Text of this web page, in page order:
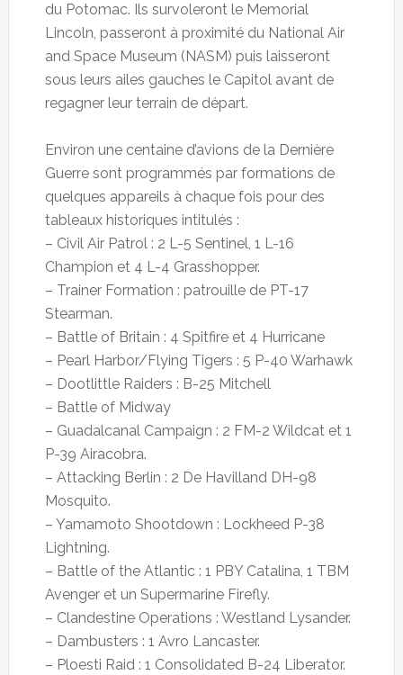
du Potomac. Ils survoleront le Memorial
Lincoln, passeront à proximité du National Air
and Space Museum (NASM) puis laisseront
sous leurs ailes gauches le Capitol avant de
regagner leur terrain de départ.
Environ une centaine d’avions de la Dernière
Guerre sont programmés par formations de
quelques appareils à chaque fois pour des
tableaux historiques intitulés :
– Civil Air Patrol : 2 L-5 Sentinel, 1 L-16
Champion et 4 L-4 Grasshopper.
– Trainer Formation : patrouille de PT-17
Stearman.
– Battle of Britain : 4 Spitfire et 4 Hurricane
– Pearl Harbor/Flying Tigers : 5 P-40 Warhawk
– Dootlittle Raiders : B-25 Mitchell
– Battle of Midway
– Guadalcanal Campaign : 2 FM-2 Wildcat et 1
P-39 Airacobra.
– Attacking Berlin : 2 De Havilland DH-98
Mosquito.
– Yamamoto Shootdown : Lockheed P-38
Lightning.
– Battle of the Atlantic : 1 PBY Catalina, 1 TBM
Avenger et un Supermarine Firefly.
– Clandestine Operations : Westland Lysander.
– Dambusters : 1 Avro Lancaster.
– Ploesti Raid : 1 Consolidated B-24 Liberator.